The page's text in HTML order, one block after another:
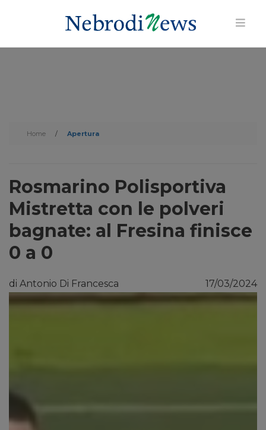
Home / Apertura
Rosmarino Polisportiva
Mistretta con le polveri
bagnate: al Fresina finisce
0 a 0
di Antonio Di Francesca 17/03/2024